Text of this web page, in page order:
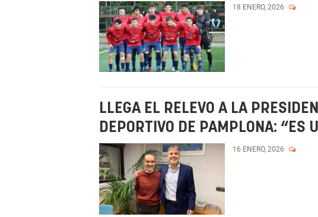
18 ENERO, 2026
LLEGA EL RELEVO A LA
DEPORTIVO DE PAMPLONA: “ES
16 ENERO, 2026